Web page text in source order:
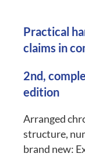
Practical
claims in
2nd,
edition
Arranged
structure,
brand new: